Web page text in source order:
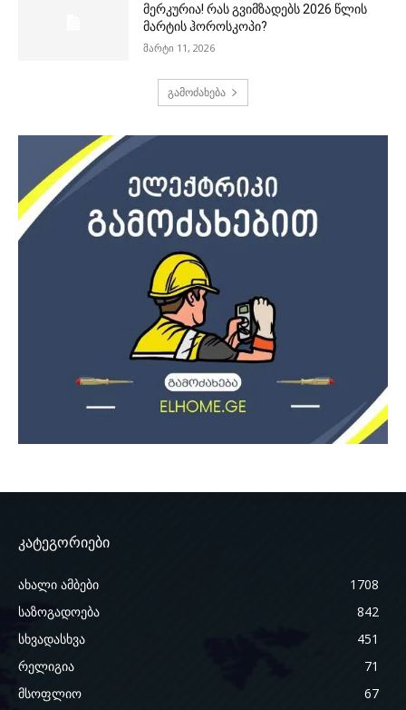
მერკურია! რას გვიმზადებს 2026 წლის
მარტის ჰოროსკოპი?
მარტი 11, 2026
გამოძახება
კატეგორიები
ახალი ამბები
1708
საზოგადოება
842
სხვადასხვა
451
რელიგია
71
მსოფლიო
67